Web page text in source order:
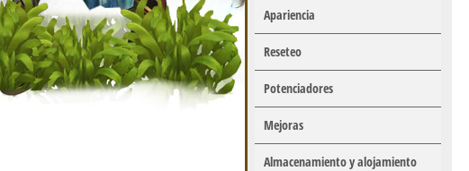
Apariencia
Reseteo
Potenciadores
Mejoras
Almacenamiento y alojamiento